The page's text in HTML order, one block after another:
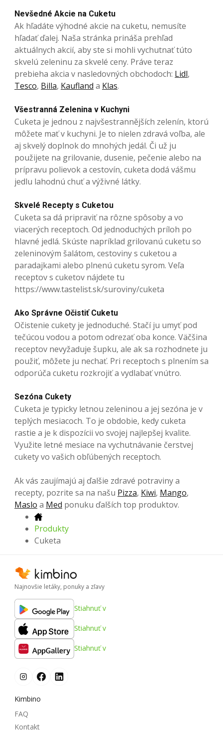
Nevšedné Akcie na Cuketu
Ak hľadáte výhodné akcie na cuketu, nemusíte
hľadať ďalej. Naša stránka prináša prehľad
aktuálnych akcií, aby ste si mohli vychutnať túto
skvelú zeleninu za skvelé ceny. Práve teraz
prebieha akcia v nasledovných obchodoch: Lidl,
Tesco, Billa, Kaufland a Klas.
Všestranná Zelenina v Kuchyni
Cuketa je jednou z najvšestrannějších zelenín, ktorú
môžete mať v kuchyni. Je to nielen zdravá voľba, ale
aj skvelý doplnok do mnohých jedál. Či už ju
použijete na grilovanie, dusenie, pečenie alebo na
prípravu polievok a cestovín, cuketa dodá vášmu
jedlu lahodnú chuť a výživné látky.
Skvelé Recepty s Cuketou
Cuketa sa dá pripraviť na rôzne spôsoby a vo
viacerých receptoch. Od jednoduchých príloh po
hlavné jedlá. Skúste napríklad grilovanú cuketu so
zeleninovým šalátom, cestoviny s cuketou a
paradajkami alebo plnenú cuketu syrom. Veľa
receptov s cuketov nájdete tu
https://www.tastelist.sk/suroviny/cuketa
Ako Správne Očistiť Cuketu
Očistenie cukety je jednoduché. Stačí ju umyť pod
tečúcou vodou a potom odrezať oba konce. Väčšina
receptov nevyžaduje šupku, ale ak sa rozhodnete ju
použiť, môžete ju nechať. Pri receptoch s plnením sa
odporúča cuketu rozkrojiť a vydlabať vnútro.
Sezóna Cukety
Cuketa je typicky letnou zeleninou a jej sezóna je v
teplých mesiacoch. To je obdobie, kedy cuketa
rastie a je k dispozícii vo svojej najlepšej kvalite.
Využite letné mesiace na vychutnávanie čerstvej
cukety vo vašich obľúbených receptoch.
Ak vás zaujímajú aj ďalšie zdravé potraviny a
recepty, pozrite sa na našu Pizza, Kiwi, Mango,
Maslo a Med ponuku ďalších top produktov.
Produkty
Cuketa
Najnovšie letáky, ponuky a zľavy
Stiahnuť v
Stiahnuť v
Stiahnuť v
Kimbino
FAQ
Kontakt